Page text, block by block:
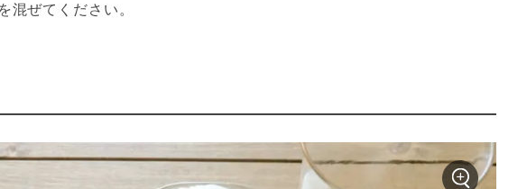
混ぜてください。